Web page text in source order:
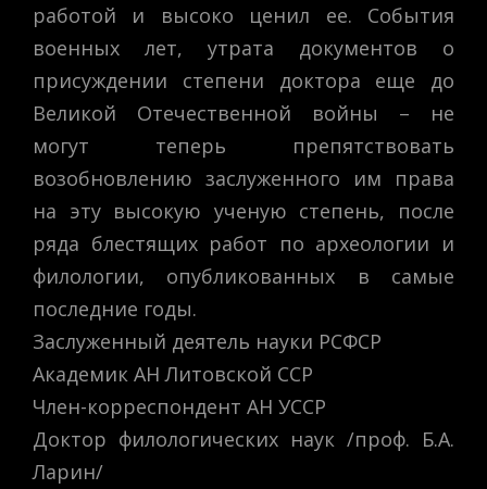
работой и высоко ценил ее. События
военных лет, утрата документов о
присуждении степени доктора еще до
Великой Отечественной войны – не
могут теперь препятствовать
возобновлению заслуженного им права
на эту высокую ученую степень, после
ряда блестящих работ по археологии и
филологии, опубликованных в самые
последние годы.
Заслуженный деятель науки РСФСР
Академик АН Литовской ССР
Член-корреспондент АН УССР
Доктор филологических наук /проф. Б.А.
Ларин/